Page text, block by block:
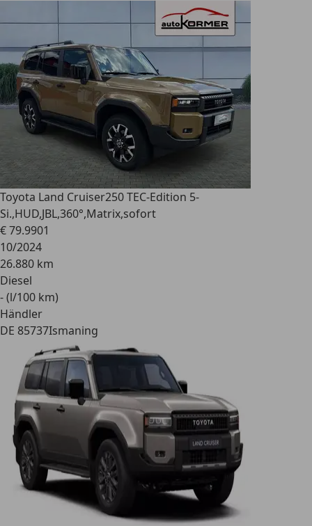
Toyota Land Cruiser250 TEC-Edition 5-
Si.,HUD,JBL,360°,Matrix,sofort
€ 79.9901
10/2024
26.880 km
Diesel
- (l/100 km)
Händler
DE 85737Ismaning